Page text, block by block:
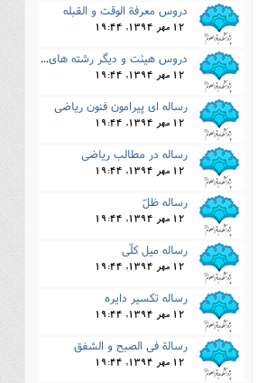
دروس معرفة الوقت و القبله
12 مهر 1394, 19:44
دروس هیئت و دیگر رشته هاى ریاضى
12 مهر 1394, 19:44
رساله اى پیرامون فنون ریاضى
12 مهر 1394, 19:44
رساله در مطالب ریاضى
12 مهر 1394, 19:44
رساله ظلّ
12 مهر 1394, 19:44
رساله میل کلّى
12 مهر 1394, 19:44
رساله تکسیر دایره
12 مهر 1394, 19:44
رسالة فى الصبح و الشفق
12 مهر 1394, 19:44